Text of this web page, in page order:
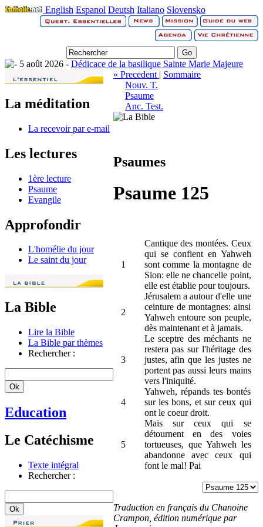
English Espanol Deutsh Italiano Slovensko
5 août 2026 - Dédicace de la basilique Sainte Marie Majeure
La méditation
La recevoir par e-mail
Les lectures
1ère lecture
Psaume
Evangile
Approfondir
L'homélie du jour
Le saint du jour
La Bible
Lire la Bible
La Bible par thèmes
Rechercher :
Education
Le Catéchisme
Texte intégral
Rechercher :
« Precedent | Sommaire
Nouv. T.
Psaume
Anc. Test.
Psaumes
Psaume 125
1
Cantique des montées. Ceux
qui se confient en Yahweh
sont comme la montagne de
Sion: elle ne chancelle point,
elle est établie pour toujours.
2
Jérusalem a autour d'elle une
ceinture de montagnes: ainsi
Yahweh entoure son peuple,
dès maintenant et à jamais.
3
Le sceptre des méchants ne
restera pas sur l'héritage des
justes, afin que les justes ne
portent pas aussi leurs mains
vers l'iniquité.
4
Yahweh, répands tes bontés
sur les bons, et sur ceux qui
ont le coeur droit.
5
Mais sur ceux qui se
détournent en des voies
tortueuses, que Yahweh les
abandonne avec ceux qui
font le mal! Pai
Traduction en français du Chanoine
Crampon, édition numérique par